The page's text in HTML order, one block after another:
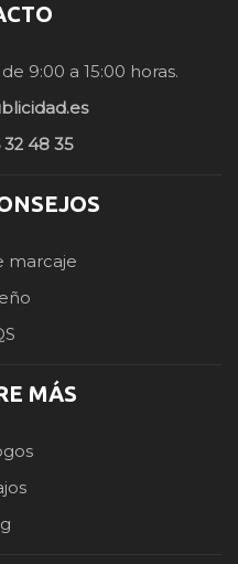
9:00 a 15:00 horas.
48 35
marcaje
MÁS